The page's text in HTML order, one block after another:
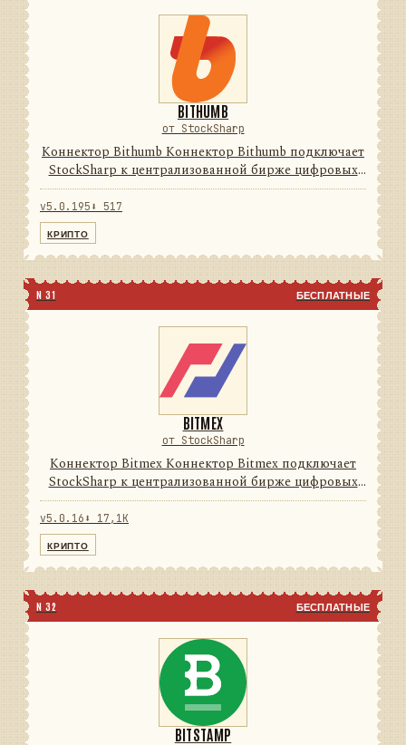
BITHUMB
от StockSharp
Коннектор Bithumb Коннектор Bithumb подключает
StockSharp к централизованной бирже цифровых
активов. Он переводит данные и операции
провайдера в единую модель сообщений
StockSharp, поэтому приложения ...
v5.0.195 ⬇ 517
КРИПТО
N 31 БЕСПЛАТНЫЕ
BITMEX
от StockSharp
Коннектор Bitmex Коннектор Bitmex подключает
StockSharp к централизованной бирже цифровых
активов. Он переводит данные и операции
провайдера в единую модель сообщений
StockSharp, поэтому приложения мо...
v5.0.16 ⬇ 17,1K
КРИПТО
N 32 БЕСПЛАТНЫЕ
BITSTAMP